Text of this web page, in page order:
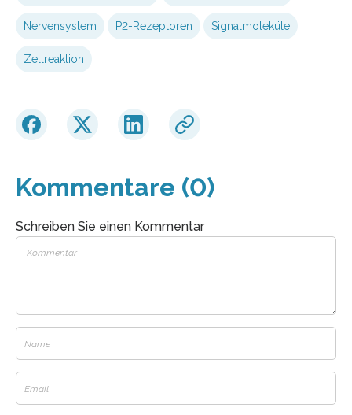
Nervensystem P2-Rezeptoren Signalmoleküle
Zellreaktion
Kommentare (0)
Schreiben Sie einen Kommentar